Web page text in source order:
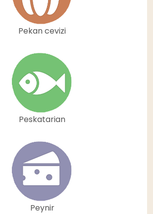
Pekan cevizi
Peskatarian
Peynir